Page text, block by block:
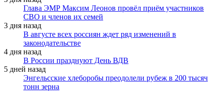
Глава ЭМР Максим Леонов провёл приём участников
СВО и членов их семей
3 дня назад
В августе всех россиян ждет ряд изменений в
законодательстве
4 дня назад
В России празднуют День ВДВ
5 дней назад
Энгельсские хлеборобы преодолели рубеж в 200 тысяч
тонн зерна